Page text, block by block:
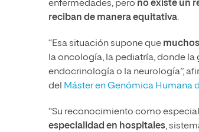
enfermedades, pero no existe un
reciban de manera equitativa.
“Esa situación supone que
la oncología, la pediatría, donde
endocrinología o la neurología”,
del Máster en Genómica Humana
“Su reconocimiento como
especialidad en hospitales,